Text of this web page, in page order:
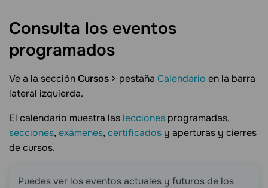
Consulta los eventos
programados
Ve a la secciónCursos > pestaña Calendario en la barra
lateral izquierda.
El calendario muestra las lecciones programadas,
secciones, exámenes, certificados y aperturas y cierres
de cursos.
Puedes ver los eventos actuales y futuros de los